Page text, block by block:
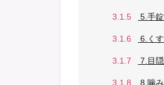
3.1.5 5.手
3.1.6 6.く
3.1.7 7.目
3.1.8 8.噛